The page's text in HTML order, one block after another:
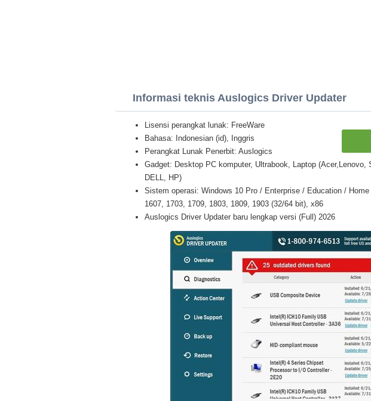
Informasi teknis Auslogics Driver Updater
Lisensi perangkat lunak: FreeWare
Bahasa: Indonesian (id), Inggris
Perangkat Lunak Penerbit: Auslogics
Gadget: Desktop PC komputer, Ultrabook, Laptop (Acer,Lenovo,
DELL, HP)
Sistem operasi: Windows 10 Pro / Enterprise / Education /
1607, 1703, 1709, 1803, 1809, 1903 (32/64 bit), x86
Auslogics Driver Updater baru lengkap versi (Full) 2026